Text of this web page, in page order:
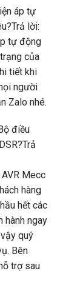
áp tự
lời:
tự động
của
tiết khi
người
Zalo nhé.
điều
Mecc
hàng
hết các
hành ngay
quý
Bên
trợ sau